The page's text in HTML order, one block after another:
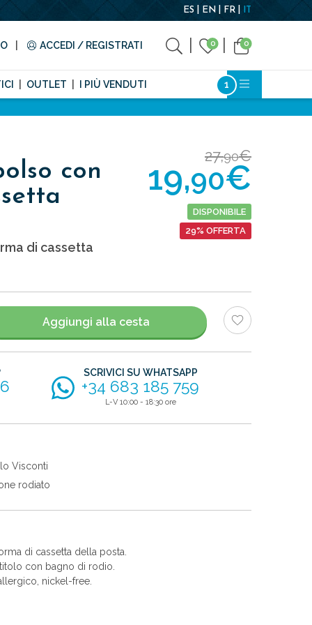
ES EN FR IT
ACCEDI / REGISTRATI 0 0
OUTLET I PIÙ VENDUTI
con
di cassetta
27,90€
19,90€
DISPONIBILE
29% OFFERTA
Aggiungi alla cesta
SCRIVICI SU WHATSAPP
+34 683 185 759
L-V 10:00 - 18:30 ore
Visconti
rodiato
di cassetta della posta.
con bagno di rodio.
nickel-free.